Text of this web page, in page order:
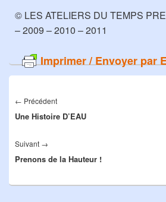
© LES ATELIERS DU TEMPS
– 2009 – 2010 – 2011
Imprimer / Envoyer par
de
l’article
← Précédent
précédent :
Une Histoire D’EAU
Suivant →
suivant :
Prenons de la Hauteur !